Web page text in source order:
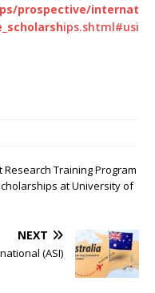
prospective/internat
ips.shtml#usi
Training Program
at University of
NEXT
(ASI)